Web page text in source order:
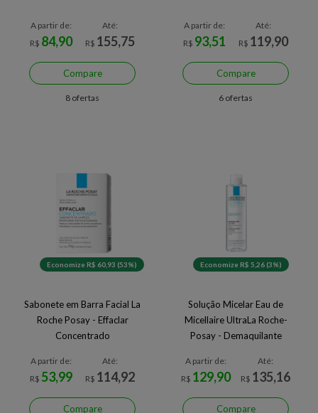
A partir de:
R$ 84,90
Até:
R$ 155,75
Compare
8 ofertas
A partir de:
R$ 93,51
Até:
R$ 119,90
Compare
6 ofertas
Economize R$ 60,93 (53%)
Sabonete em Barra Facial La
Roche Posay - Effaclar
Concentrado
A partir de:
R$ 53,99
Até:
R$ 114,92
Compare
Economize R$ 5,26 (3%)
Solução Micelar Eau de
Micellaire UltraLa Roche-
Posay - Demaquilante
A partir de:
R$ 129,90
Até:
R$ 135,16
Compare